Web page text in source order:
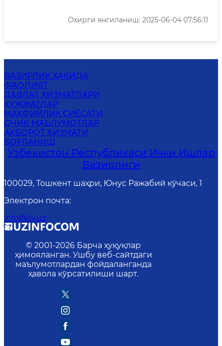
Охирги янгиланиш: 2025-06-04 07:56:11
ВАЗИРЛИК ҲАҚИДА
ФАОЛИЯТ
ДАВЛАТ ХИЗМАТЛАРИ
ҲУЖЖАТЛАР
MАХФИЙЛИК СИЁСАТИ
ОЧИҚ МАЪЛУМОТЛАР
АХБОРОТ ХИЗМАТИ
БОҒЛАНИШ
Ўзбекистон Республикаси Ички Ишлар
Вазирлиги
100029, Тошкент шаҳри, Юнус Ражабий кўчаси, 1
Электрон почта:
info@iiv.uz
© 2001-2026 Барча ҳуқуқлар
ҳимояланган. Ушбу веб-сайтдаги
маълумотлардан фойдаланганда
ҳавола кўрсатилиши шарт.